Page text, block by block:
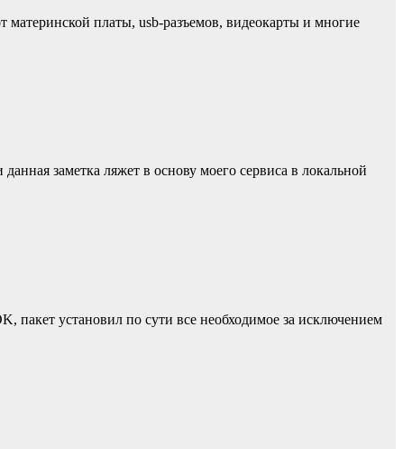
материнской платы, usb-разъемов, видеокарты и многие
заметка ляжет в основу моего сервиса в локальной
пакет установил по сути все необходимое за исключением